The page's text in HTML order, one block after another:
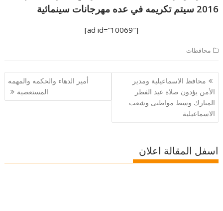
2016 سيتم تكريمه في عده مهرجانات سينمائية
[ad id=”10069″]
محافظات
تصفّح
المقالات
محافظ الاسماعيلية ومدير
الأمن يؤدون صلاة عيد الفطر
المبارك وسط مواطنى وشعب
الاسماعيلية
أمير الدهاء والحكمه والمهمه
المستعصية
اسفل المقالة اعلان